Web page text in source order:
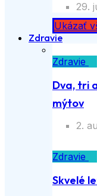
29.
Ukázať
Zdravie
Zdravie
Dva, tri
mýtov
2.
Zdravie
Skvelé